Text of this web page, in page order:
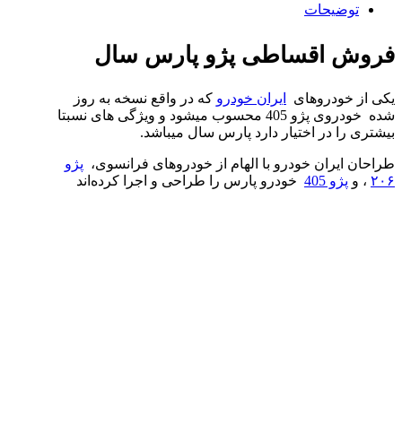
توضیحات
فروش اقساطی پژو پارس سال
یکی از خودروهای ایران خودرو که در واقع نسخه به روز
شده خودروی پژو 405 محسوب میشود و ویژگی های نسبتا
بیشتری را در اختیار دارد پارس سال میباشد.
طراحان ایران خودرو با الهام از خودروهای فرانسوی، پژو
۲۰۶ ، و پژو 405 خودرو پارس را طراحی و اجرا کرده‌اند